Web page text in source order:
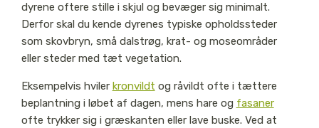
dyrene oftere stille i skjul og bevæger sig minimalt.
Derfor skal du kende dyrenes typiske opholdssteder
som skovbryn, små dalstrøg, krat- og moseområder
eller steder med tæt vegetation.
Eksempelvis hviler kronvildt og råvildt ofte i tættere
beplantning i løbet af dagen, mens hare og fasaner
ofte trykker sig i græskanten eller lave buske. Ved at